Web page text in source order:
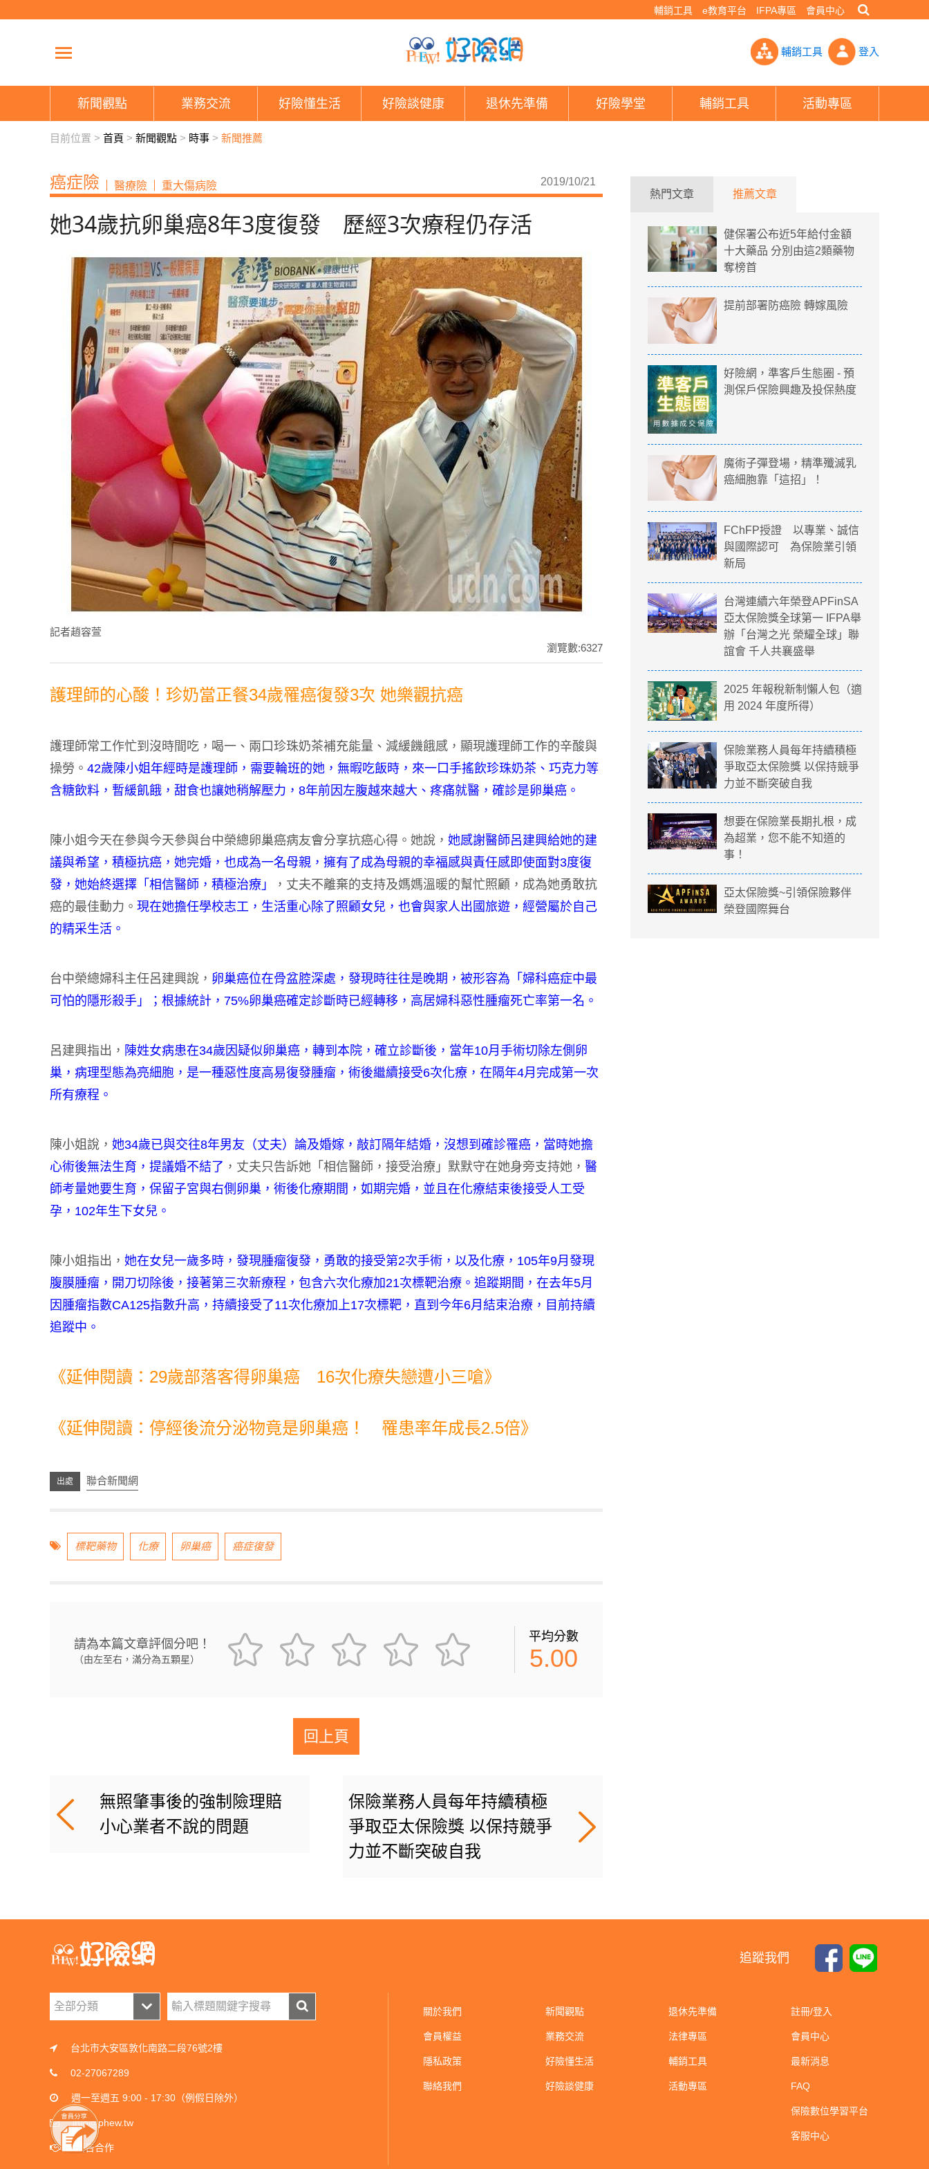
輔銷工具 e教育平台 IFPA專區 會員中心
她34歲抗卵巢癌8年3度復發 歷經3次療程仍存活- PHEW!好險網
輔銷工具 登入
新聞觀點 業務交流 好險懂生活 好險談健康 退休先準備 好險學堂 輔銷工具 活動專區
目前位置 > 首頁 > 新聞觀點 > 時事 > 新聞推薦
癌症險 醫療險 重大傷病險 2019/10/21
她34歲抗卵巢癌8年3度復發 歷經3次療程仍存活
記者趙容萱
瀏覽數:6327
護理師的心酸！珍奶當正餐34歲罹癌復發3次 她樂觀抗癌
護理師常工作忙到沒時間吃，喝一、兩口珍珠奶茶補充能量、減緩饑餓感，顯現護理師工作的辛酸與
操勞。 42歲陳小姐年經時是護理師，需要輪班的她，無暇吃飯時，來一口手搖飲珍珠奶茶、巧克力等
含糖飲料，暫緩飢餓，甜食也讓她稍解壓力，8年前因左腹越來越大、疼痛就醫，確診是卵巢癌。
陳小姐今天在參與今天參與台中榮總卵巢癌病友會分享抗癌心得。她說， 她感謝醫師呂建興給她的建
議與希望，積極抗癌，她完婚，也成為一名母親，擁有了成為母親的幸福感與責任感即使面對3度復
發，她始終選擇「相信醫師，積極治療」
，丈夫不離棄的支持及媽媽溫暖的幫忙照顧，成為她勇敢抗
癌的最佳動力。 現在她擔任學校志工，生活重心除了照顧女兒，也會與家人出國旅遊，經營屬於自己
的精采生活。
台中榮總婦科主任呂建興說， 卵巢癌位在骨盆腔深處，發現時往往是晚期，被形容為「婦科癌症中最
可怕的隱形殺手」；根據統計，75%卵巢癌確定診斷時已經轉移，高居婦科惡性腫瘤死亡率第一名。
呂建興指出， 陳姓女病患在34歲因疑似卵巢癌，轉到本院，確立診斷後，當年10月手術切除左側卵
巢，病理型態為亮細胞，是一種惡性度高易復發腫瘤，術後繼續接受6次化療，在隔年4月完成第一次
所有療程。
陳小姐說， 她34歲已與交往8年男友（丈夫）論及婚嫁，敲訂隔年結婚，沒想到確診罹癌，當時她擔
心術後無法生育，提議婚不結了 ，丈夫只告訴她「相信醫師，接受治療」默默守在她身旁支持她， 醫
師考量她要生育，保留子宮與右側卵巢，術後化療期間，如期完婚，並且在化療結束後接受人工受
孕，102年生下女兒。
陳小姐指出， 她在女兒一歲多時，發現腫瘤復發，勇敢的接受第2次手術，以及化療，105年9月發現
腹膜腫瘤，開刀切除後，接著第三次新療程，包含六次化療加21次標靶治療。追蹤期間，在去年5月
因腫瘤指數CA125指數升高，持續接受了11次化療加上17次標靶，直到今年6月結束治療，目前持續
追蹤中。
《延伸閱讀：29歲部落客得卵巢癌 16次化療失戀遭小三嗆》
《延伸閱讀：停經後流分泌物竟是卵巢癌！ 罹患率年成長2.5倍》
聯合新聞網
標靶藥物 化療 卵巢癌 癌症復發
請為本篇文章評個分吧！
（由左至右，滿分為五顆星）
平均分數
5.00
回上頁
無照肇事後的強制險理賠
小心業者不說的問題
保險業務人員每年持續積極
爭取亞太保險獎 以保持競爭
力並不斷突破自我
熱門文章 推薦文章
健保署公布近5年給付金額
十大藥品 分別由這2類藥物
奪榜首
提前部署防癌險 轉嫁風險
好險網，準客戶生態圈 - 預
測保戶保險興趣及投保熱度
魔術子彈登場，精準殲滅乳
癌細胞靠「這招」！
FChFP授證 以專業、誠信
與國際認可 為保險業引領
新局
台灣連續六年榮登APFinSA
亞太保險獎全球第一 IFPA舉
辦「台灣之光 榮耀全球」聯
誼會 千人共襄盛舉
2025 年報稅新制懶人包（適
用 2024 年度所得）
保險業務人員每年持續積極
爭取亞太保險獎 以保持競爭
力並不斷突破自我
想要在保險業長期扎根，成
為超業，您不能不知道的
事！
亞太保險獎~引領保險夥伴
榮登國際舞台
追蹤我們
台北市大安區敦化南路二段76號2樓
02-27067289
週一至週五 9:00 - 17:30（例假日除外）
info@phew.tw
廣告合作
關於我們
會員權益
隱私政策
聯絡我們
新聞觀點
業務交流
好險懂生活
好險談健康
退休先準備
法律專區
輔銷工具
活動專區
註冊/登入
會員中心
最新消息
FAQ
保險數位學習平台
客服中心